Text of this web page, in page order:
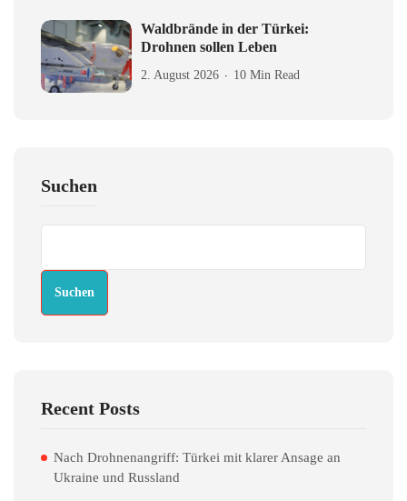
Waldbrände in der Türkei:
Drohnen sollen Leben
2. August 2026 10 Min Read
Suchen
Suchen
Recent Posts
Nach Drohnenangriff: Türkei mit klarer Ansage an
Ukraine und Russland